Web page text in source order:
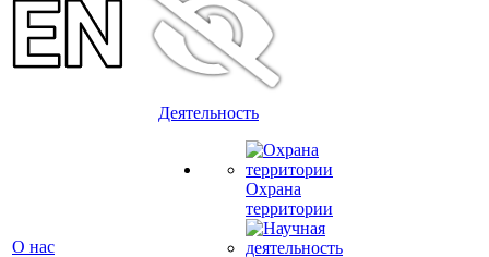
О нас
Деятельность
Охрана
территории